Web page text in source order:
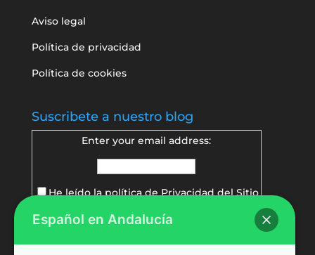
Aviso legal
Política de privacidad
Política de cookies
Suscribete a nuestro blog
Enter your email address:
He leído la política dePrivacidad del Sitio
Español en Andalucía